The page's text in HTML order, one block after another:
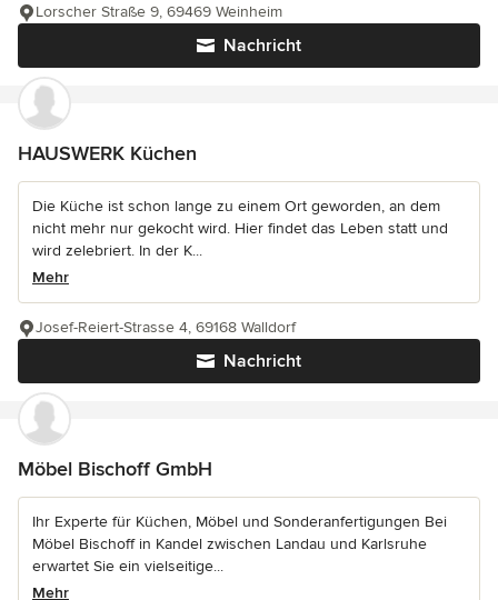
Nachricht
Lorscher Straße 9, 69469 Weinheim
HAUSWERK Küchen
Die Küche ist schon lange zu einem Ort geworden, an dem
nicht mehr nur gekocht wird. Hier findet das Leben statt und
wird zelebriert. In der K...
Mehr
Nachricht
Josef-Reiert-Strasse 4, 69168 Walldorf
Möbel Bischoff GmbH
Ihr Experte für Küchen, Möbel und Sonderanfertigungen Bei
Möbel Bischoff in Kandel zwischen Landau und Karlsruhe
erwartet Sie ein vielseitige...
Mehr